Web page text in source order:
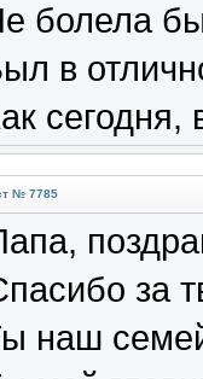
болела
в
№ 7785
за
наш